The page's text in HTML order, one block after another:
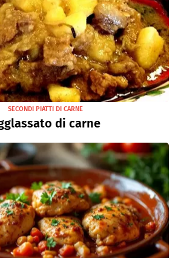
SECONDI PIATTI DI CARNE
di carne